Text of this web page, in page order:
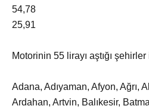
54,78
25,91
Motorinin 55 lirayı aştığı
Adana, Adıyaman, Afyon, Ağrı,
Ardahan, Artvin, Balıkesir,